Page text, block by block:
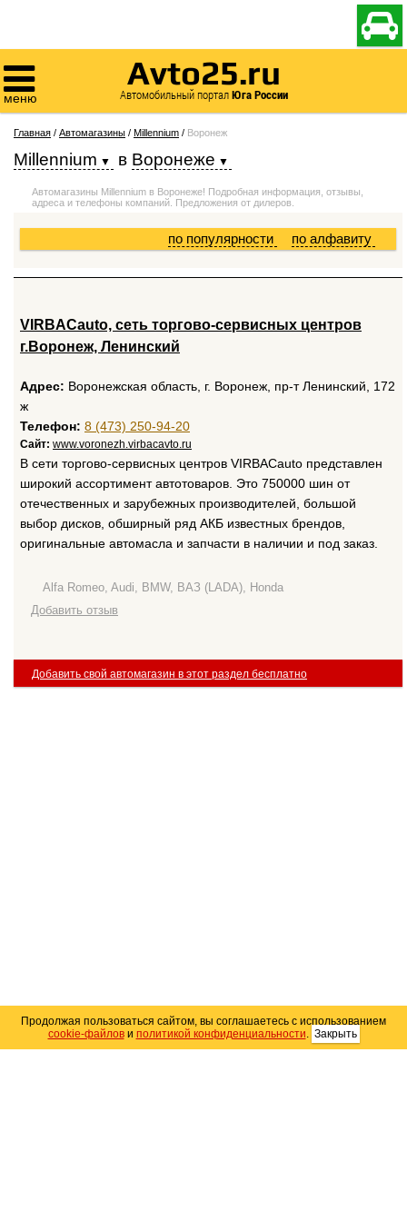


меню
Avto25.ru
Автомобильный порталЮга России
Главная / Автомагазины / Millennium / Воронеж
Millennium в Воронеже
Автомагазины Millennium в Воронеже! Подробная информация, отзывы,
адреса и телефоны компаний. Предложения от дилеров.
по алфавиту
по популярности
VIRBACauto, сеть торгово-сервисных центров
г.Воронеж, Ленинский
Адрес: Воронежская область, г. Воронеж, пр-т Ленинский, 172
ж
Телефон: 8 (473) 250-94-20
Сайт: www.voronezh.virbacavto.ru
В сети торгово-сервисных центров VIRBAСauto представлен
широкий ассортимент автотоваров. Это 750000 шин от
отечественных и зарубежных производителей, большой
выбор дисков, обширный ряд АКБ известных брендов,
оригинальные автомасла и запчасти в наличии и под заказ.
Alfa Romeo, Audi, BMW, ВАЗ (LADA), Honda
Добавить отзыв
Добавить свой автомагазин в этот раздел бесплатно
Продолжая пользоваться сайтом, вы соглашаетесь с использованием
cookie-файлови политикой конфиденциальности. Закрыть